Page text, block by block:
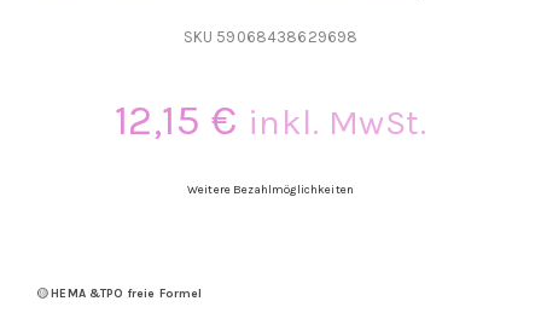
SKU 59068438629698
12,15 € inkl. MwSt.
Weitere Bezahlmöglichkeiten
🟡HEMA &TPO freie Formel